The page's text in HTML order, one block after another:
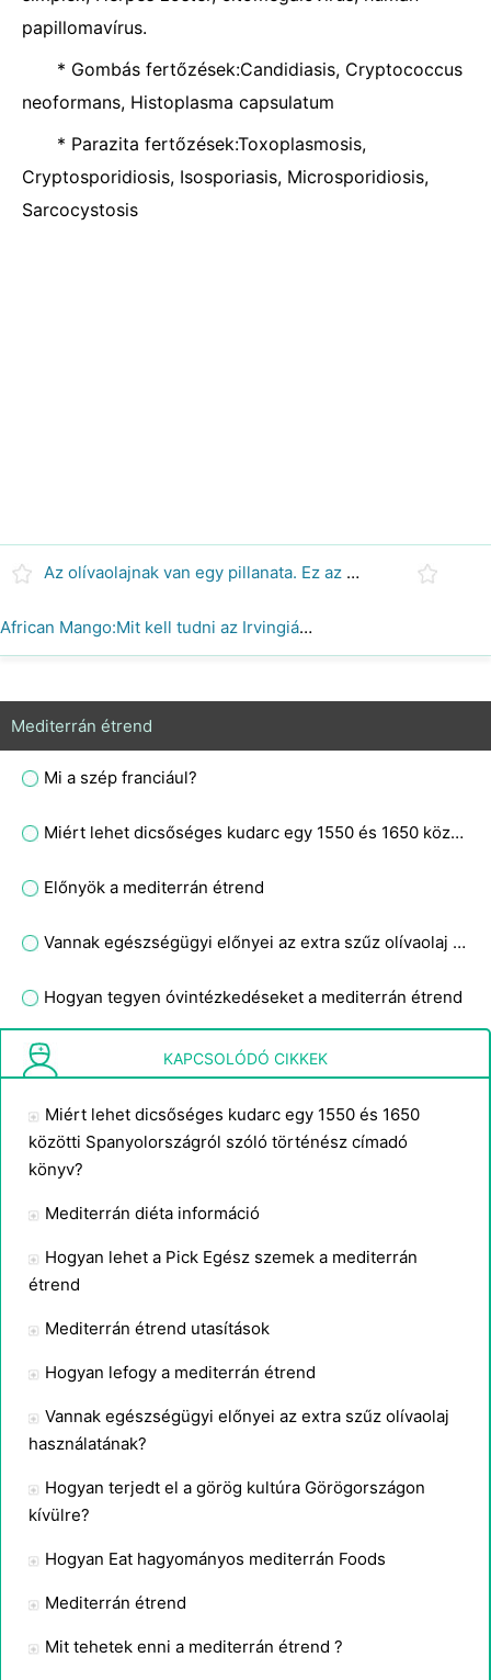
papillomavírus.
* Gombás fertőzések:Candidiasis, Cryptococcus
neoformans, Histoplasma capsulatum
* Parazita fertőzések:Toxoplasmosis,
Cryptosporidiosis, Isosporiasis, Microsporidiosis,
Sarcocystosis
Az olívaolajnak van egy pillanata. Ez az Ultimate Superfood?
African Mango:Mit kell tudni az Irvingiáról
Mediterrán étrend
Mi a szép franciául?
Miért lehet dicsőséges kudarc egy 1550 és 1650 közötti Spanyolországról szóló történész címadó könyv?
Előnyök a mediterrán étrend
Vannak egészségügyi előnyei az extra szűz olívaolaj használatának?
Hogyan tegyen óvintézkedéseket a mediterrán étrend
Vásárlás Mediterranean Food Products
KAPCSOLÓDÓ CIKKEK
Miért lehet dicsőséges kudarc egy 1550 és 1650
közötti Spanyolországról szóló történész címadó
könyv?
Mediterrán diéta információ
Hogyan lehet a Pick Egész szemek a mediterrán
étrend
Mediterrán étrend utasítások
Hogyan lefogy a mediterrán étrend
Vannak egészségügyi előnyei az extra szűz olívaolaj
használatának?
Hogyan terjedt el a görög kultúra Görögországon
kívülre?
Hogyan Eat hagyományos mediterrán Foods
Mediterrán étrend
Mit tehetek enni a mediterrán étrend ?